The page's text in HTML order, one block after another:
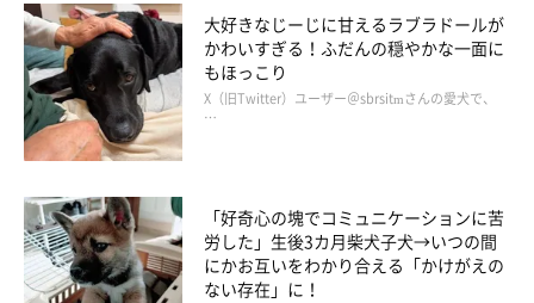
大好きなじーじに甘えるラブラドールが
かわいすぎる！ふだんの穏やかな一面に
もほっこり
X（旧Twitter）ユーザー＠sbrsitmさんの愛犬で、
…
「好奇心の塊でコミュニケーションに苦
労した」生後3カ月柴犬子犬→いつの間
にかお互いをわかり合える「かけがえの
ない存在」に！